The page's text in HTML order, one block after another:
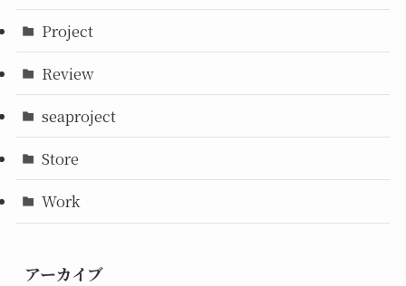
Project
Review
seaproject
Store
Work
アーカイブ